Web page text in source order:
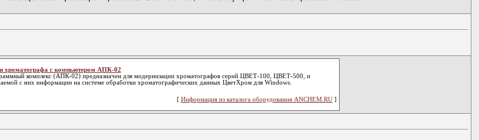
хроматографа с компьютером АПК-02
комплекс (АПК-02) предназначен для модернизации хроматографов серий ЦВЕТ-100, ЦВЕТ-500, и
с них информации на системе обработки хроматографических данных ЦветХром для Windows.
[ Информация из каталога оборудования ANCHEM.RU]